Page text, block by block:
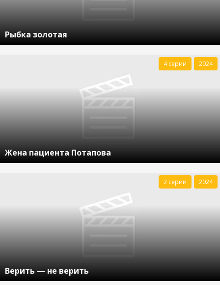
Рыбка золотая
Жена пациента Потапова
4 серии 2024
Верить — не верить
2 серии 2024